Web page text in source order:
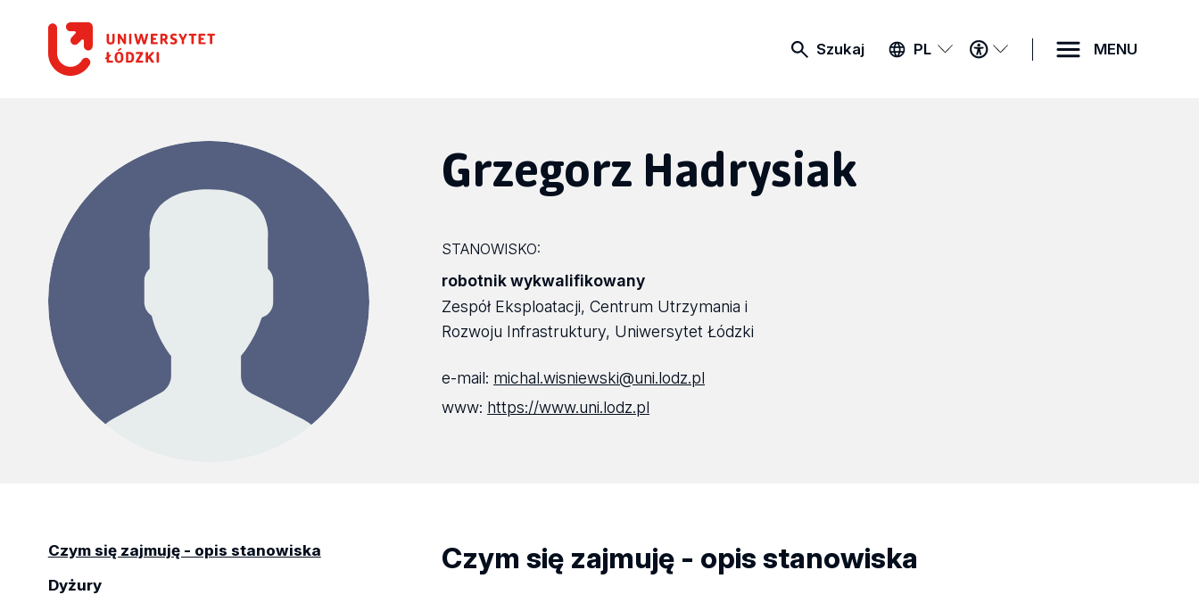
Szukaj PL
MENU
DOSTĘPNOŚCI
MENU
Grzegorz Hadrysiak
STANOWISKO:
robotnik wykwalifikowany
Zespół Eksploatacji, Centrum Utrzymania i
Rozwoju Infrastruktury, Uniwersytet Łódzki
e-mail: michal.wisniewski@uni.lodz.pl
www: https://www.uni.lodz.pl
Czym się zajmuję - opis stanowiska
Dyżury
Czym się zajmuję - opis stanowiska